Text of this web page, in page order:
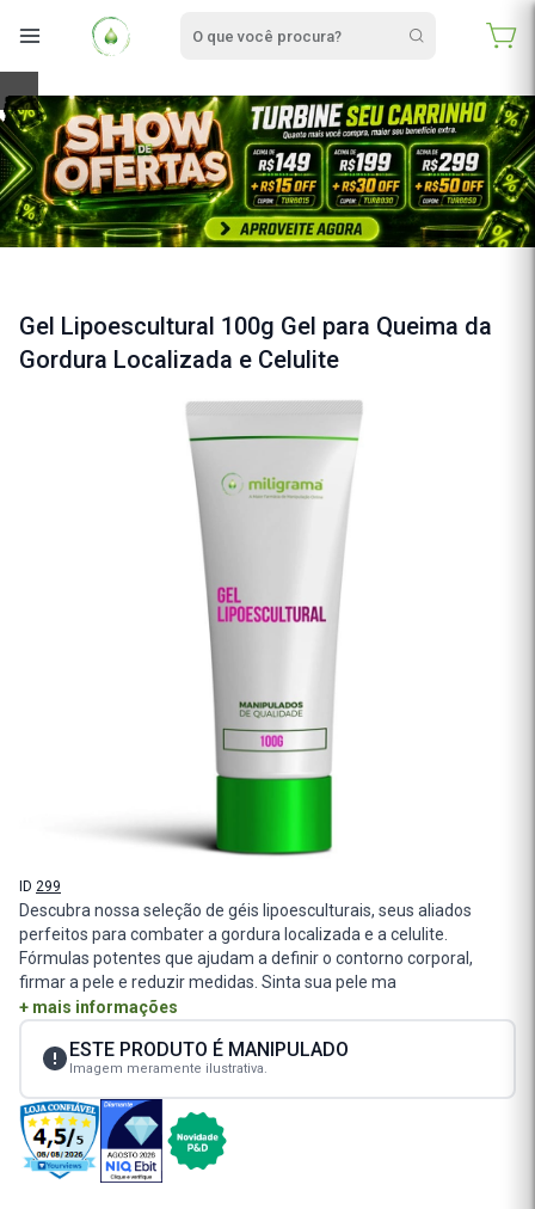
Gel Lipoescultural 100g Gel para Queima da
Gordura Localizada e Celulite
ID 299
Descubra nossa seleção de géis lipoesculturais, seus aliados
perfeitos para combater a gordura localizada e a celulite.
Fórmulas potentes que ajudam a definir o contorno corporal,
firmar a pele e reduzir medidas. Sinta sua pele ma
+ mais informações
ESTE PRODUTO É MANIPULADO
Imagem meramente ilustrativa.